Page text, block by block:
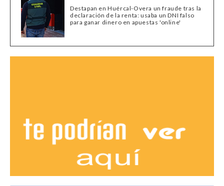
Destapan en Huércal-Overa un fraude tras la
declaración de la renta: usaba un DNI falso
para ganar dinero en apuestas 'online'